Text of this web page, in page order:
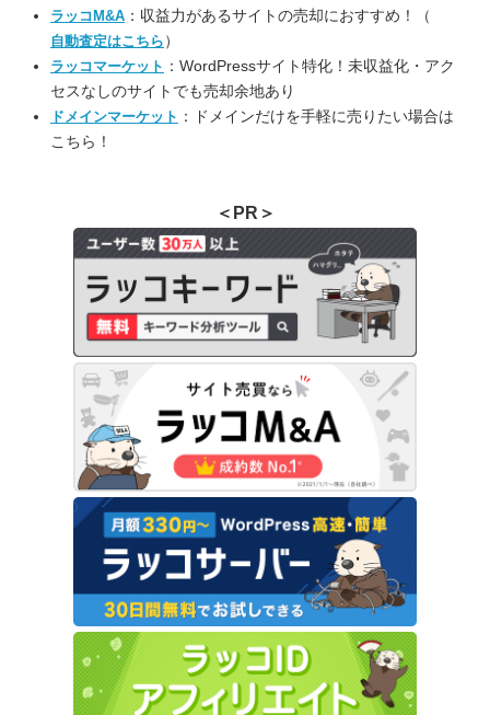
ラッコM&A ：収益力があるサイトの売却におすすめ！（
自動査定はこちら ）
ラッコマーケット ：WordPressサイト特化！未収益化・アク
セスなしのサイトでも売却余地あり
ドメインマーケット ：ドメインだけを手軽に売りたい場合は
こちら！
＜PR＞